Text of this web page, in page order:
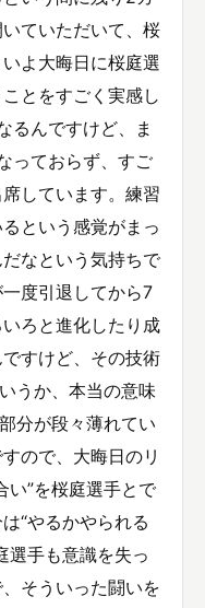
ていただいて、桜
よ大晦日に桜庭選
とをすごく実感し
るんですけど、ま
っておらず、すご
しています。練習
という感覚がまっ
なという気持ちで
度引退してから7
ろと進化したり成
すけど、その技術
うか、本当の意味
分が段々薄れてい
ので、大晦日のリ
い”を桜庭選手とで
“やるかやられる
選手も意識を失っ
そういった闘いを